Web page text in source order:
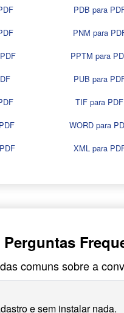
PDB para
PNM para
PPTM para
PUB para
TIF para PDF
WORD para
XML para
Perguntas
comuns sobre a
e sem instalar nada.